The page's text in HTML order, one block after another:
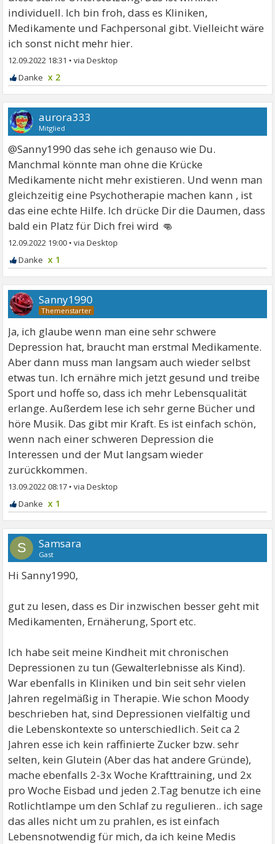
individuell. Ich bin froh, dass es Kliniken,
Medikamente und Fachpersonal gibt. Vielleicht wäre
ich sonst nicht mehr hier.
12.09.2022 18:31 •
x 2
aurora333
Mitglied
@Sanny1990 das sehe ich genauso wie Du.
Manchmal könnte man ohne die Krücke
Medikamente nicht mehr existieren. Und wenn man
gleichzeitig eine Psychotherapie machen kann , ist
das eine echte Hilfe. Ich drücke Dir die Daumen, dass
bald ein Platz für Dich frei wird 👊
12.09.2022 19:00 •
x 1
Sanny1990
Ja, ich glaube wenn man eine sehr schwere
Depression hat, braucht man erstmal Medikamente.
Aber dann muss man langsam auch wieder selbst
etwas tun. Ich ernähre mich jetzt gesund und treibe
Sport und hoffe so, dass ich mehr Lebensqualität
erlange. Außerdem lese ich sehr gerne Bücher und
höre Musik. Das gibt mir Kraft. Es ist einfach schön,
wenn nach einer schweren Depression die
Interessen und der Mut langsam wieder
zurückkommen.
13.09.2022 08:17 •
x 1
S Samsara
Gast
Hi Sanny1990,
gut zu lesen, dass es Dir inzwischen besser geht mit
Medikamenten, Ernäherung, Sport etc.
Ich habe seit meine Kindheit mit chronischen
Depressionen zu tun (Gewalterlebnisse als Kind).
War ebenfalls in Kliniken und bin seit sehr vielen
Jahren regelmäßig in Therapie. Wie schon Moody
beschrieben hat, sind Depressionen vielfältig und
die Lebenskontexte so unterschiedlich. Seit ca 2
Jahren esse ich kein raffinierte Zucker bzw. sehr
selten, kein Glutein (Aber das hat andere Gründe),
mache ebenfalls 2-3x Woche Krafttraining, und 2x
pro Woche Eisbad und jeden 2.Tag benutze ich eine
Rotlichtlampe um den Schlaf zu regulieren.. ich sage
das alles nicht um zu prahlen, es ist einfach
Lebensnotwendig für mich, da ich keine Medis